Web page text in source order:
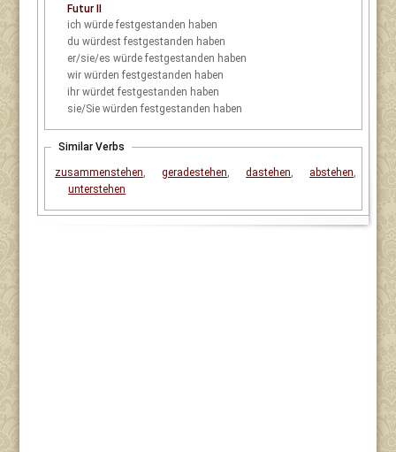
Futur II
ich
würde festgestanden haben
du
würdest festgestanden haben
er/sie/es
würde festgestanden haben
wir
würden festgestanden haben
ihr
würdet festgestanden haben
sie/Sie
würden festgestanden haben
Similar Verbs
zusammenstehen, geradestehen, dastehen, abstehen,
unterstehen